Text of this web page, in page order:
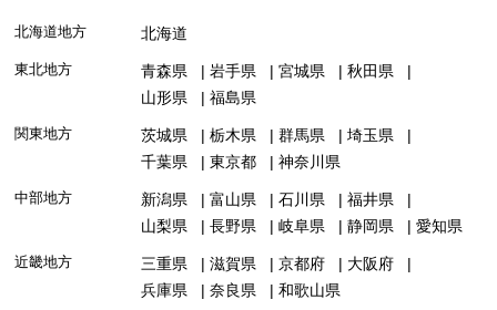
北海道地方 北海道
東北地方 青森県 岩手県 宮城県
秋田県
山形県
福島県
関東地方 茨城県 栃木県 群馬県
埼玉県
千葉県
東京都 神奈川県
中部地方 新潟県 富山県 石川県
福井県
山梨県
長野県 岐阜県 静岡県 愛知県
近畿地方 三重県 滋賀県 京都府
大阪府
兵庫県
奈良県 和歌山県